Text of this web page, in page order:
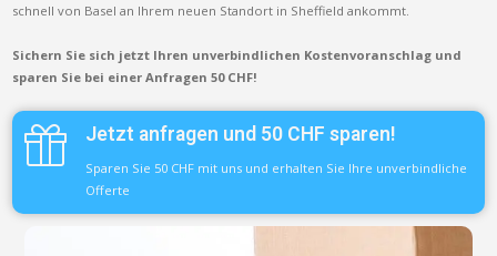
schnell von Basel an Ihrem neuen Standort in Sheffield ankommt.
Sichern Sie sich jetzt Ihren unverbindlichen Kostenvoranschlag und
sparen Sie bei einer Anfragen 50 CHF!
Jetzt anfragen und 50 CHF sparen!
Sparen Sie 50 CHF mit uns und erhalten Sie Ihre unverbindliche
Offerte